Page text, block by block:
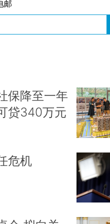
邮
保降至一年
贷340万元
危机